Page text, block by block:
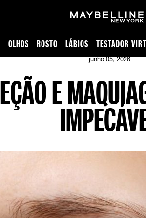
OLHOS ROSTO LÁBIOS TESTADOR
pele
junho 05, 2026
E